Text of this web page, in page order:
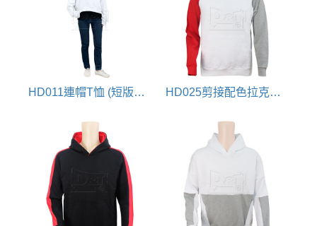
HD011連帽T恤 (短版設計) HD025剪接配色拉克蘭袖連帽T恤